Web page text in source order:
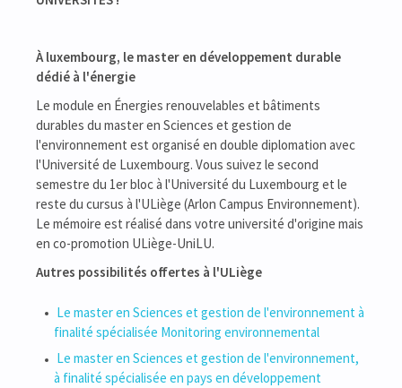
À luxembourg, le master en développement durable
dédié à l'énergie
Le module en Énergies renouvelables et bâtiments
durables du master en Sciences et gestion de
l'environnement est organisé en double diplomation avec
l'Université de Luxembourg. Vous suivez le second
semestre du 1er bloc à l'Université du Luxembourg et le
reste du cursus à l'ULiège (Arlon Campus Environnement).
Le mémoire est réalisé dans votre université d'origine mais
en co-promotion ULiège-UniLU.
Autres possibilités offertes à l'ULiège
Le master en Sciences et gestion de l'environnement à
finalité spécialisée Monitoring environnemental
Le master en Sciences et gestion de l'environnement,
à finalité spécialisée en pays en développement